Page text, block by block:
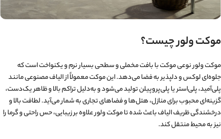
موکت ولور چیست؟
موکت ولور نوعی موکت با بافت مخملی و سطحی بسیار نرم و یکنواخت است که
جلوه‌ای لوکس و دلپذیر به فضا می‌دهد. این موکت معمولاً از الیاف مصنوعی مانند
پلی‌آمید، پلی‌استر یا پلی‌پروپیلن تولید می‌شود و به‌دلیل تراکم بالا و ظاهر یک‌دست،
گزینه‌ای محبوب برای منازل، هتل‌ها و فضاهای تجاری به شمار می‌آید. لطافت بالا و
درخشندگی ظریف الیاف باعث شده تا موکت ولور علاوه بر زیبایی، حس راحتی و گرما را
نیز به محیط منتقل کند.